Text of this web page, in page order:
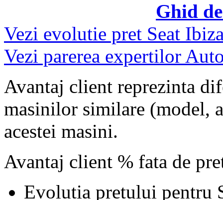
Ghid
Vezi evolutie pret Seat
Vezi parerea expertilor
Avantaj client reprezinta
masinilor similare (model,
acestei masini.
Avantaj client % fata de
Evolutia pretului pentru